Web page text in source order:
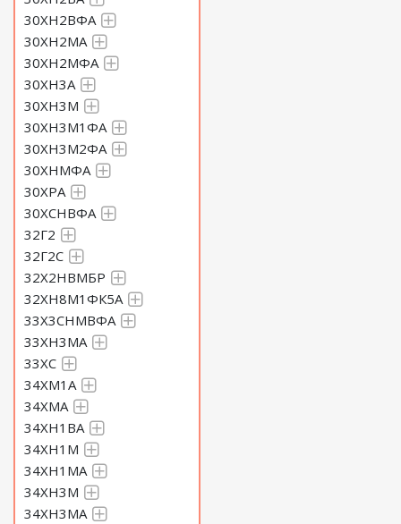
30ХН2ВФА
30ХН2МА
30ХН2МФА
30ХН3А
30ХН3М
30ХН3М1ФА
30ХН3М2ФА
30ХНМФА
30ХРА
30ХСНВФА
32Г2
32Г2С
32Х2НВМБР
32ХН8М1ФК5А
33Х3СНМВФА
33ХН3МА
33ХС
34ХМ1А
34ХМА
34ХН1ВА
34ХН1М
34ХН1МА
34ХН3М
34ХН3МА